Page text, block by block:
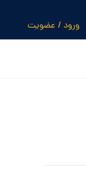
ورود / عضویت